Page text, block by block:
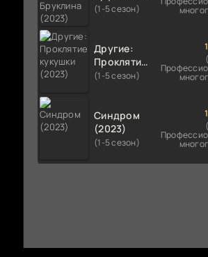
(2023)
(1-5 сезон)
Другие:
Проклятие
кукушки
(1-5 сезон)
Синдром
(2023)
(1-5 сезон)